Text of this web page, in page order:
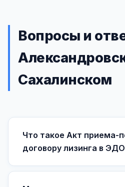
Вопросы и
Сахалинском
Что такое Акт приема-
договору лизинга в